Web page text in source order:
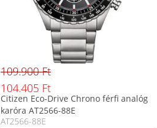
109.900 Ft
104.405 Ft
Citizen Eco-Drive Chrono férfi analóg
karóra AT2566-88E
AT2566-88E